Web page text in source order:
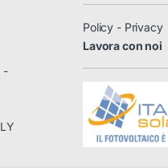
-
Policy - Privacy
Lavora con noi